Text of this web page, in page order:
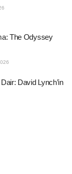
The Odyssey
David Lynch’in